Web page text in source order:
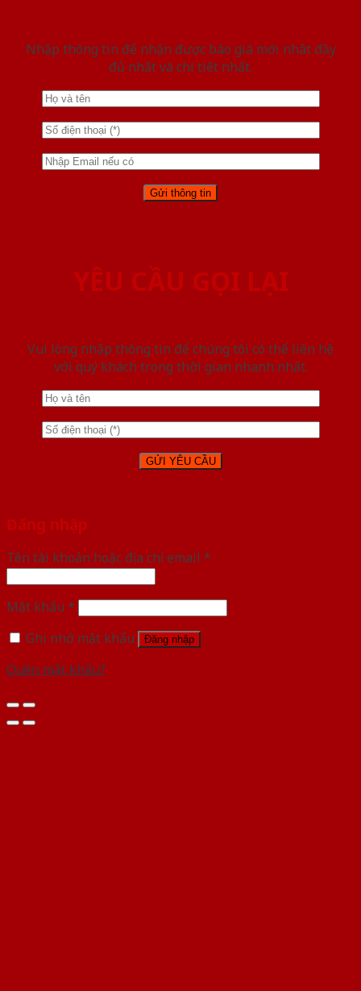
Nhập thông tin để nhận được báo giá mới nhât đầy
đủ nhất và chi tiết nhất.
YÊU CẦU GỌI LẠI
Vui lòng nhập thông tin để chúng tôi có thể liên hệ
với quý khách trong thời gian nhanh nhất.
Đăng nhập
Tên tài khoản hoặc địa chỉ email *
Mật khẩu *
Ghi nhớ mật khẩu
Đăng nhập
Quên mật khẩu?